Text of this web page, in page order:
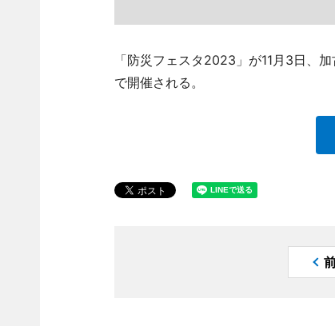
「防災フェスタ2023」が11月3日、
で開催される。